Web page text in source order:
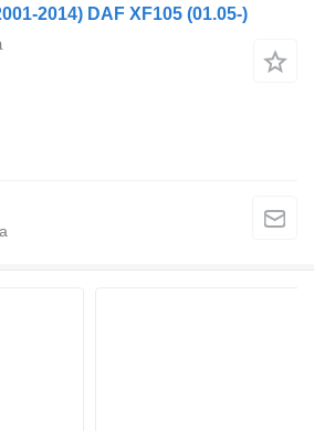
2014) DAF XF105 (01.05-)